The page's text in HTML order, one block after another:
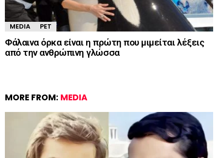
MEDIA PET
Φάλαινα όρκα είναι η πρώτη που μιμείται λέξεις
από την ανθρώπινη γλώσσα
MORE FROM: MEDIA